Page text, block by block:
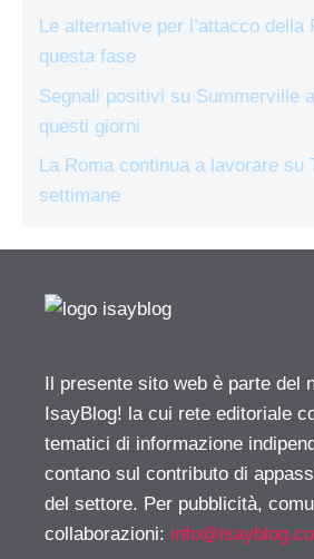
Le alternative per l’attacco della
questa fase
Segnali positivi su Summerville
questi giorni
La Roma continua a lavorare su
settimane
Il presente sito web è parte del
IsayBlog! la cui rete editoriale
tematici di informazione
contano sul contributo di
del settore. Per pubblicità,
collaborazioni: